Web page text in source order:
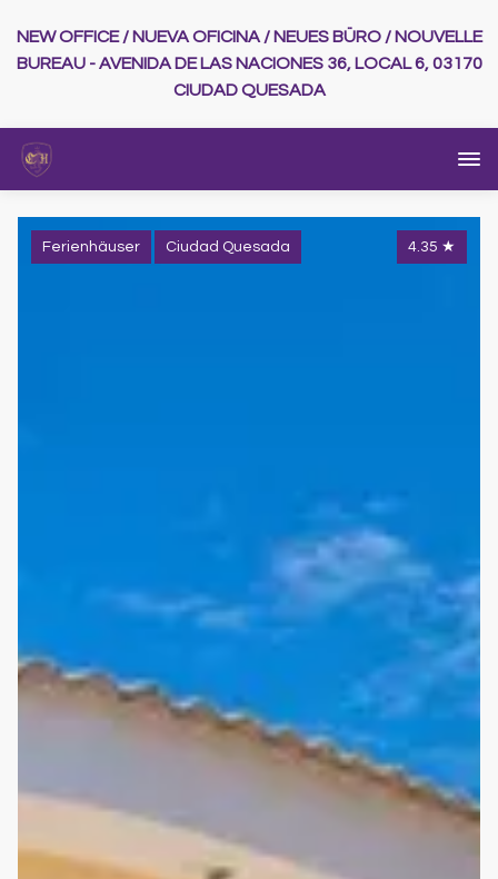
NEW OFFICE / NUEVA OFICINA / NEUES BÜRO / NOUVELLE
BUREAU - AVENIDA DE LAS NACIONES 36, LOCAL 6, 03170
CIUDAD QUESADA
4.35 ★
Ferienhäuser Ciudad Quesada